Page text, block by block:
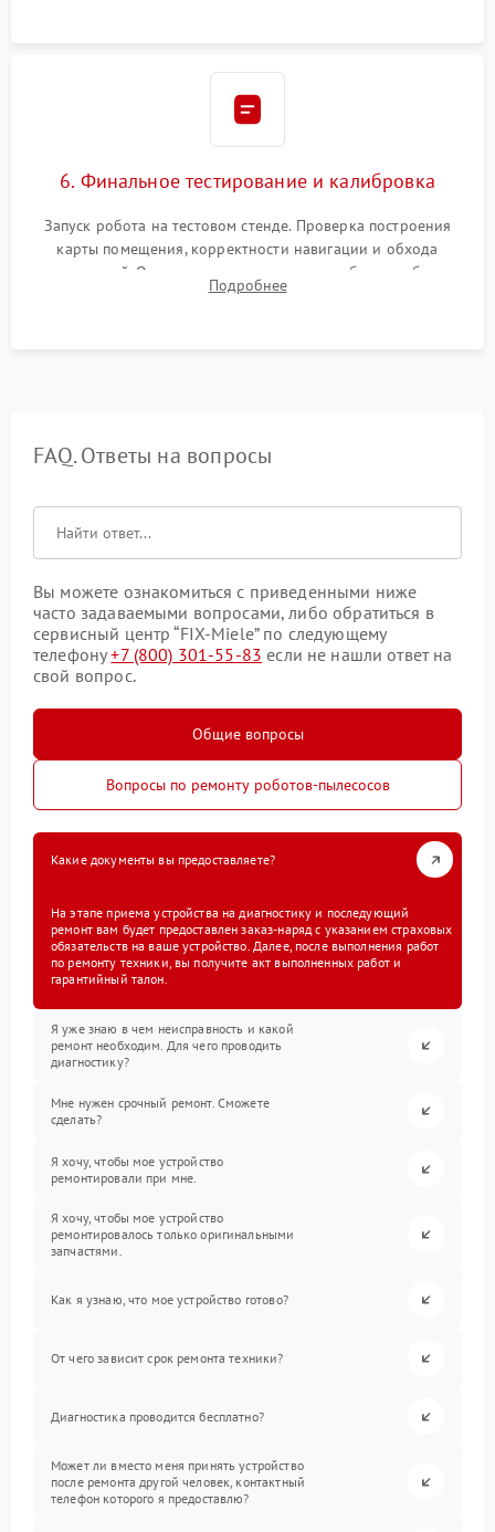
6. Финальное тестирование и калибровка
Запуск робота на тестовом стенде. Проверка построения
карты помещения, корректности навигации и обхода
препятствий. Оценка силы всасывания и работы турбины.
Тестирование автоматического возврата на док-станцию и
Подробнее
FAQ. Ответы на вопросы
Вы можете ознакомиться с приведенными ниже
часто задаваемыми вопросами, либо обратиться в
сервисный центр “FIX-Miele” по следующему
телефону+7 (800) 301-55-83 если не нашли ответ на
свой вопрос.
Общие вопросы
Вопросы по ремонту роботов-пылесосов
Какие документы вы предоставляете?
На этапе приема устройства на диагностику и последующий
ремонт вам будет предоставлен заказ-наряд с указанием страховых
обязательств на ваше устройство. Далее, после выполнения работ
по ремонту техники, вы получите акт выполненных работ и
гарантийный талон.
Я уже знаю в чем неисправность и какой
ремонт необходим. Для чего проводить
диагностику?
Мне нужен срочный ремонт. Сможете
сделать?
Я хочу, чтобы мое устройство
ремонтировали при мне.
Я хочу, чтобы мое устройство
ремонтировалось только оригинальными
запчастями.
Как я узнаю, что мое устройство готово?
От чего зависит срок ремонта техники?
Диагностика проводится бесплатно?
Может ли вместо меня принять устройство
после ремонта другой человек, контактный
телефон которого я предоставлю?